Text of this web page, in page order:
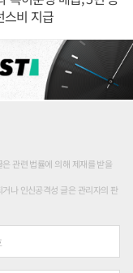
스비 지급
관련 법률에 의해 제재를 받을
나 인신공격성 글은 관리자의 판